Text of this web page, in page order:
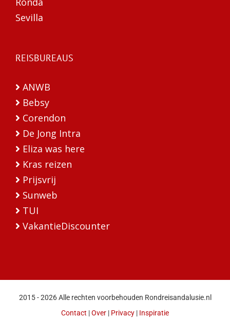
Sevilla
REISBUREAUS
ANWB
Bebsy
Corendon
De Jong Intra
Eliza was here
Kras reizen
Prijsvrij
Sunweb
TUI
VakantieDiscounter
2015 - 2026 Alle rechten voorbehouden Rondreisandalusie.nl
Contact |Over | Privacy | Inspiratie